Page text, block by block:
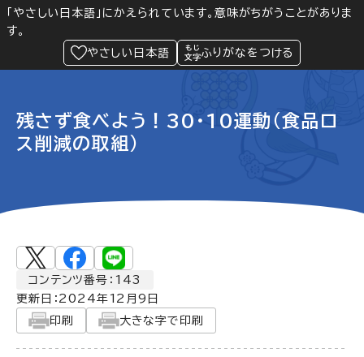
「やさしい日本語」にかえられています。意味がちがうことがありま
す。
やさしい日本語
ふりがなをつける
Language 閲覧支援
緊急情報
残さず食べよう！30・10運動（食品ロ
ス削減の取組）
コンテンツ番号：143
更新日： 2024年12月9日
印刷
大きな字で印刷